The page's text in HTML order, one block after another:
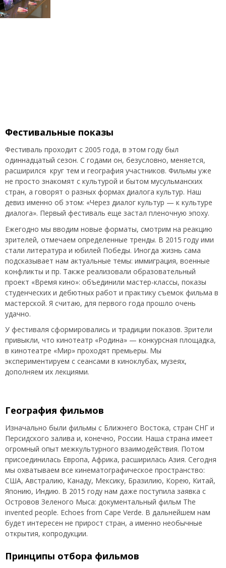
Фестивальные показы
Фестиваль проходит с 2005 года, в этом году был
одиннадцатый сезон. С годами он, безусловно, меняется,
расширился круг тем и география участников. Фильмы уже
не просто знакомят с культурой и бытом мусульманских
стран, а говорят о разных формах диалога культур. Наш
девиз именно об этом: «Через диалог культур — к культуре
диалога». Первый фестиваль еще застал пленочную эпоху.
Ежегодно мы вводим новые форматы, смотрим на реакцию
зрителей, отмечаем определенные тренды. В 2015 году ими
стали литература и юбилей Победы. Иногда жизнь сама
подсказывает нам актуальные темы: иммиграция, военные
конфликты и пр. Также реализовали образовательный
проект «Время кино»: объединили мастер-классы, показы
студенческих и дебютных работ и практику съемок фильма в
мастерской. Я считаю, для первого года прошло очень
удачно.
У фестиваля сформировались и традиции показов. Зрители
привыкли, что кинотеатр «Родина» — конкурсная площадка,
в кинотеатре «Мир» проходят премьеры. Мы
экспериментируем с сеансами в киноклубах, музеях,
дополняем их лекциями.
География фильмов
Изначально были фильмы с Ближнего Востока, стран СНГ и
Персидского залива и, конечно, России. Наша страна имеет
огромный опыт межкультурного взаимодействия. Потом
присоединилась Европа, Африка, расширилась Азия. Сегодня
мы охватываем все кинематографическое пространство:
США, Австралию, Канаду, Мексику, Бразилию, Корею, Китай,
Японию, Индию. В 2015 году нам даже поступила заявка с
Островов Зеленого Мыса: документальный фильм The
invented people. Echoes from Cape Verde. В дальнейшем нам
будет интересен не прирост стран, а именно необычные
открытия, копродукции.
Принципы отбора фильмов